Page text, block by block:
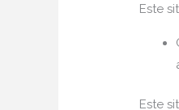
Este
Este